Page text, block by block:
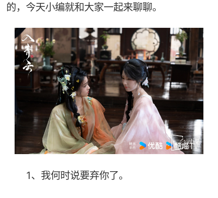
的，今天小编就和大家一起来聊聊。
1、我何时说要弃你了。